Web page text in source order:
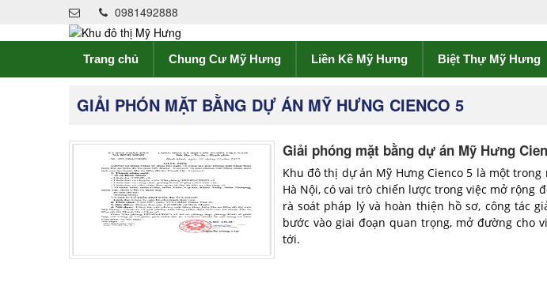
0981492888
Trang chủ Chung Cư Mỹ Hưng Liền Kề Mỹ Hưng Biệt Thự Mỹ Hưng
GIẢI PHÓN MẶT BẰNG DỰ ÁN MỸ HƯNG CIENCO 5
Giải phóng mặt bằng dự án Mỹ Hưng
Khu đô thị dự án Mỹ Hưng Cienco 5 là một
Hà Nội, có vai trò chiến lược trong việc mở rộng
rà soát pháp lý và hoàn thiện hồ sơ, công tác
bước vào giai đoạn quan trọng, mở đường cho
tới.